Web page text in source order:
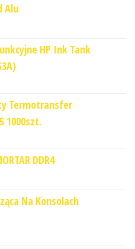
Alu
HP Ink Tank
Termotransfer
1000szt.
DDR4
Na Konsolach